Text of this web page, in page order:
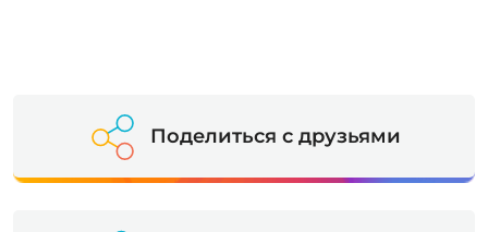
Поделиться с друзьями